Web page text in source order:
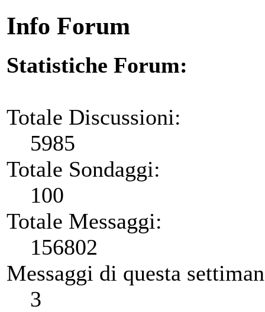
Info Forum
Statistiche Forum:
Totale Discussioni:
5985
Totale Sondaggi:
100
Totale Messaggi:
156802
Messaggi di questa
3